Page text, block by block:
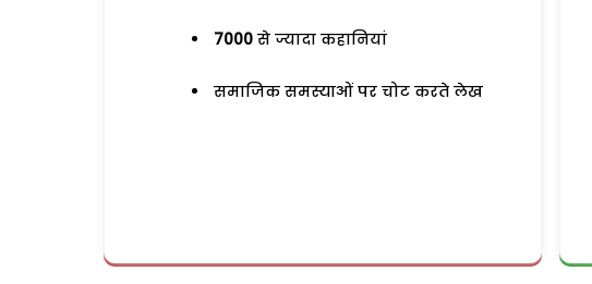
7000 से ज्यादा कहानियां
समाजिक समस्याओं पर चोट करते लेख